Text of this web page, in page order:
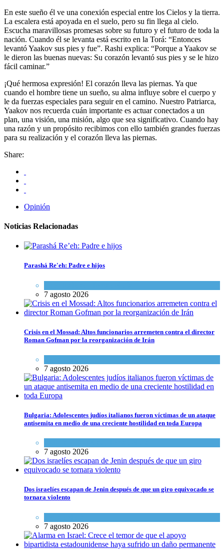
En este sueño él ve una conexión especial entre los Cielos y la tierra.
La escalera está apoyada en el suelo, pero su fin llega al cielo.
Escucha maravillosas promesas sobre su futuro y el futuro de toda la
nación. Cuando él se levanta está escrito en la Torá: “Entonces
levantó Yaakov sus pies y fue”. Rashi explica: “Porque a Yaakov se
le dieron las buenas nuevas: Su corazón levantó sus pies y se le hizo
fácil caminar.”
¡Qué hermosa expresión! El corazón lleva las piernas. Ya que
cuando el hombre tiene un sueño, su alma influye sobre el cuerpo y
le da fuerzas especiales para seguir en el camino. Nuestro Patriarca,
Yaakov nos recuerda cuán importante es actuar conectados a un
plan, una visión, una misión, algo que sea significativo. Cuando hay
una razón y un propósito recibimos con ello también grandes fuerzas
para su realización y el corazón lleva las piernas.
Share:
Opinión
Noticias Relacionadas
Parashá Re'eh: Padre e hijos
7 agosto 2026
Crisis en el Mossad: Altos funcionarios arremeten contra el director
Roman Gofman por la reorganización de Irán
7 agosto 2026
Bulgaria: Adolescentes judíos italianos fueron víctimas de un ataque
antisemita en medio de una creciente hostilidad en toda Europa
7 agosto 2026
Dos israelíes escapan de Jenin después de que un giro equivocado se
tornara violento
7 agosto 2026